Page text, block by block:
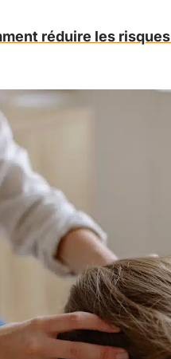
réduire les